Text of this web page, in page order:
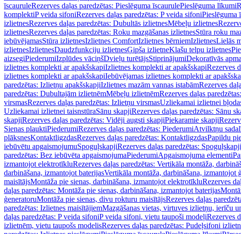
īscauruleRezerves daļas paredzētas: Pieslēguma īscaurulePieslēguma līkumi
komplektiP veida sifoniRezerves daļas paredzētas: P veida sifoniPieslēguma
izlietnesRezerves daļas paredzētas: Dubultās izlietnesMēbeļu izlietnes
izlietnesRezerves daļas paredzētas: Roku mazgāšanas izlietnesStūra roku
iebūvējamasStūra izlietnesIzlietnes ComfortIzlietnes bērniemIzlietnesLielās
izlietnesIzlietnesDaudzfunkciju izlietnesĢipša izlietneKlašu telpu izlietnes
aizsegiPiederumiIzplūdes vāciņšDvieļu turētājsStiprinājumiDekoratīvās
izlietnes komplekti ar apakšskapiIzlietnes komplekti ar apakšskapiRezerves
izlietnes komplekti ar apakšskapiIebūvējamas izlietnes komplekti ar
paredzētas: Izlietņu apakšskapjiIzlietnes mazām vannas istabāmRezerves
paredzētas: Dubultajām izlietnēmMēbeļu izlietnēmRezerves daļas
virsmasRezerves daļas paredzētas: Izlietņu virsmasUzliekamai izlietnei
Uzliekamai izlietnei taisnstūraSānu skapjiRezerves daļas paredzētas: Sānu
skapjiRezerves daļas paredzētas: Vidēji augsti skapjiPiekaramie skapji
Sienas plauktiPiederumiRezerves daļas paredzētas: PiederumiAtvilktņu
plāksnesKontaktligzdasRezerves daļas paredzētas: KontaktligzdasPapildu
iebūvētu apgaismojumuSpoguļskapjiRezerves daļas paredzētas: Spoguļskapji
paredzētas: Bez iebūvēta apgaismojumaPiederumiApgaismojuma elementi
izmantojot elektrotīkluRezerves daļas paredzētas: Vertikāla montāža,
darbināšana, izmantojot baterijasVertikāla montāža, darbināšana, izmantojot
maisītājsMontāža pie sienas, darbināšana, izmantojot elektrotīkluRezerves
daļas paredzētas: Montāža pie sienas, darbināšana, izmantojot baterijas
ģeneratoruMontāža pie sienas, divu rokturu maisītājsRezerves daļas
paredzētas: Izlietnes maisītājiemMazgāšanas vietas, virtuves izlietņu, ierīču
daļas paredzētas: P veida sifoniP veida sifoni, vietu taupoši modeļiRezerves
izlietnēm, vietu taupošs modelisRezerves daļas paredzētas: Pudeļsifoni